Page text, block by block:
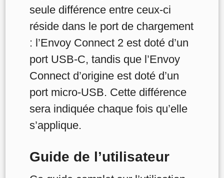
seule différence entre ceux-ci
réside dans le port de chargement
: l’Envoy Connect 2 est doté d’un
port USB-C, tandis que l’Envoy
Connect d’origine est doté d’un
port micro-USB. Cette différence
sera indiquée chaque fois qu’elle
s’applique.
Guide de l’utilisateur